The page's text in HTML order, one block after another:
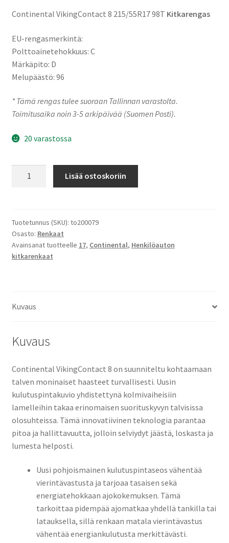
Continental VikingContact 8 215/55R17 98T Kitkarengas
EU-rengasmerkintä:
Polttoainetehokkuus: C
Märkäpito: D
Melupäästö: 96
* Tämä rengas tulee suoraan Tallinnan varastolta.
Toimitusaika noin 3-5 arkipäivää (Suomen Posti).
20 varastossa
8
määrä
Lisää ostoskoriin
Tuotetunnus (SKU): to200079
Osasto: Renkaat
Avainsanat tuotteelle 17, Continental, Henkilöauton
kitkarenkaat
Kuvaus
Kuvaus
Continental VikingContact 8 on suunniteltu kohtaamaan
talven moninaiset haasteet turvallisesti. Uusin
kulutuspintakuvio yhdistettynä kolmivaiheisiin
lamelleihin takaa erinomaisen suorituskyvyn talvisissa
olosuhteissa. Tämä innovatiivinen teknologia parantaa
pitoa ja hallittavuutta, jolloin selviydyt jäästä, loskasta ja
lumesta helposti.
Uusi pohjoismainen kulutuspintaseos vähentää
vierintävastusta ja tarjoaa tasaisen sekä
energiatehokkaan ajokokemuksen. Tämä
tarkoittaa pidempää ajomatkaa yhdellä tankilla tai
latauksella, sillä renkaan matala vierintävastus
vähentää energiankulutusta merkittävästi.